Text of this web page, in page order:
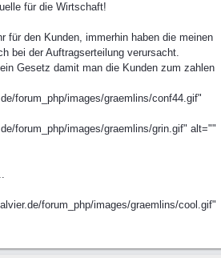
für die Wirtschaft!
für den Kunden, immerhin haben die meinen
bei der Auftragserteilung verursacht.
Gesetz damit man die Kunden zum zahlen
forum_php/images/graemlins/conf44.gif"
forum_php/images/graemlins/grin.gif" alt=""
forum_php/images/graemlins/cool.gif"